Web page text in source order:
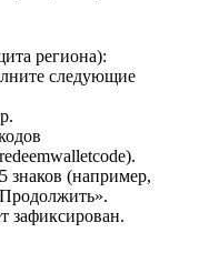
региона):
следующие
знаков (например,
зафиксирован.